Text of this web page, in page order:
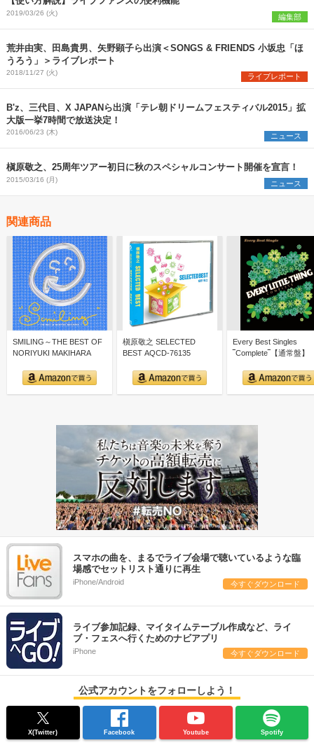
2019/03/26 (火) 編集部
荒井由実、田島貴男、矢野顕子ら出演＜SONGS & FRIENDS 小坂忠「ほ
うろう」＞ライブレポート
2018/11/27 (火) ライブレポート
B'z、三代目、X JAPANら出演「テレ朝ドリームフェスティバル2015」拡
大版一挙7時間で放送決定！
2016/06/23 (木) ニュース
槇原敬之、25周年ツアー初日に秋のスペシャルコンサート開催を宣言！
2015/03/16 (月) ニュース
関連商品
SMILING～THE BEST OF
NORIYUKI MAKIHARA
槇原敬之 SELECTED
BEST AQCD-76135
Every Best Singles
‾Complete‾【通常盤】
スマホの曲を、まるでライブ会場で聴いているような臨
場感でセットリスト通りに再生
iPhone/Android 今すぐダウンロード
ライブ参加記録、マイタイムテーブル作成など、ライ
ブ・フェスへ行くためのナビアプリ
iPhone 今すぐダウンロード
公式アカウントをフォローしよう！
X(Twitter) Facebook Youtube Spotify